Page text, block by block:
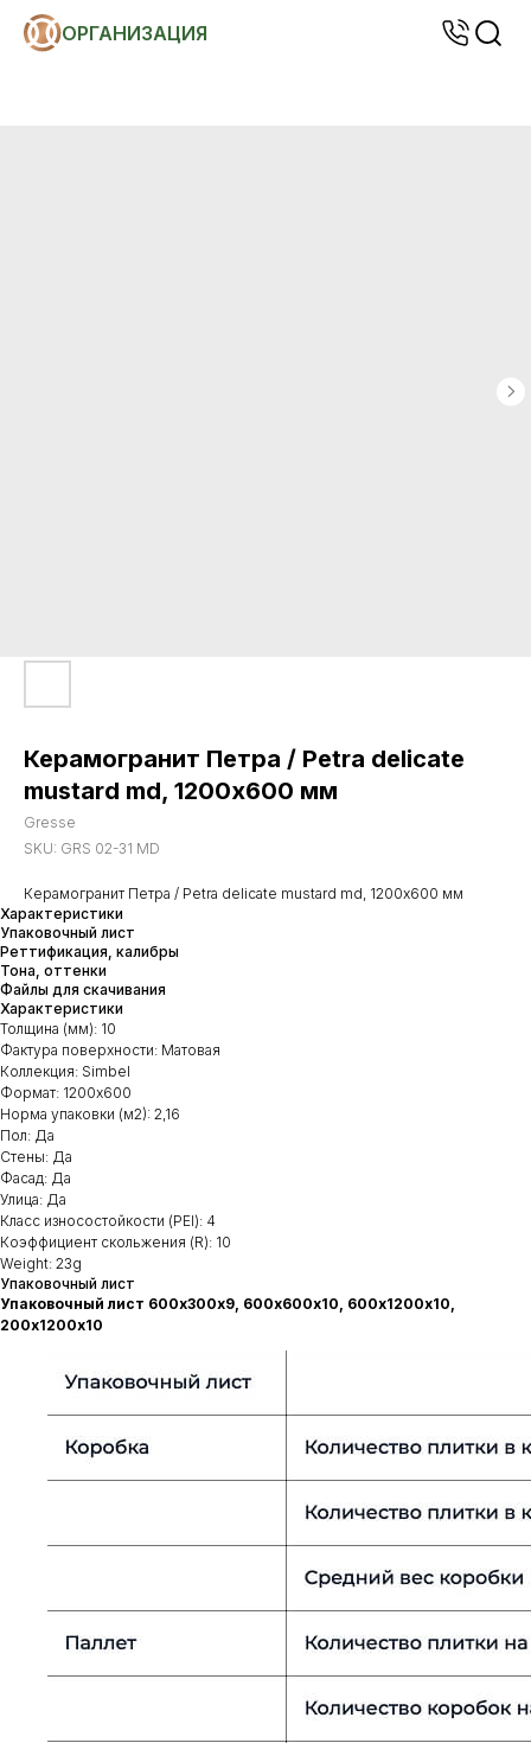
ОРГАНИЗАЦИЯ
Керамогранит Петра / Petra delicate
mustard md, 1200х600 мм
Gresse
SKU: GRS 02-31 MD
Керамогранит Петра / Petra delicate mustard md, 1200х600 мм
Характеристики
Упаковочный лист
Реттификация, калибры
Тона, оттенки
Файлы для скачивания
Характеристики
Толщина (мм): 10
Фактура поверхности: Матовая
Коллекция: Simbel
Формат: 1200х600
Норма упаковки (м2): 2,16
Пол: Да
Стены: Да
Фасад: Да
Улица: Да
Класс износостойкости (PEI): 4
Коэффициент скольжения (R): 10
Weight: 23g
Упаковочный лист
Упаковочный лист 600х300х9, 600х600х10, 600х1200х10,
200х1200х10